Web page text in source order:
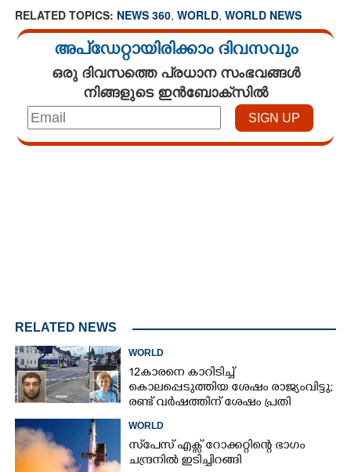
RELATED TOPICS: NEWS 360, WORLD, WORLD NEWS
അപ്ഡേറ്റായിരിക്കാം ദിവസവും
ഒരു ദിവസത്തെ പ്രധാന സംഭവങ്ങൾ
നിങ്ങളുടെ ഇൻബോക്സിൽ
RELATED NEWS
WORLD
12കാരനെ കാറിടിച്ച്
കൊലപ്പെടുത്തിയ ശേഷം രാജ്യംവിട്ടു;
രണ്ട് വർഷത്തിന് ശേഷം പ്രതി
പിടിയിൽ
WORLD
സ്‌പേസ് എക്സ് റോക്കറ്റിന്റെ ഭാഗം
ചന്ദ്രനിൽ ഇടിച്ചിറങ്ങി